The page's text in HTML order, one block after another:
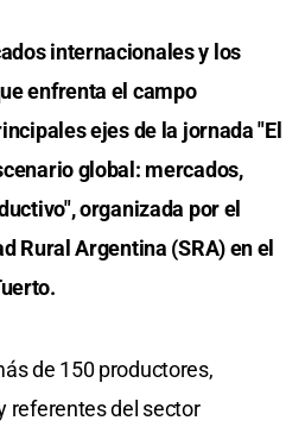
internacionales y los
enfrenta el campo
ejes de la jornada "El
global: mercados,
organizada por el
Rural Argentina (SRA) en el
de 150 productores,
referentes del sector